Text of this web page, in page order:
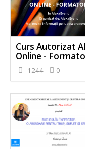
Curs Autorizat
Online -
1244 0